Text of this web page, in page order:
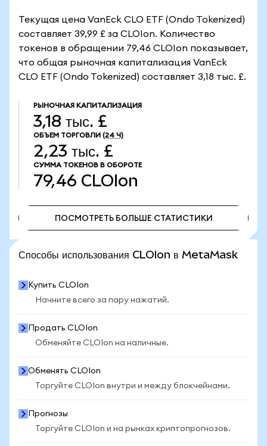
Текущая цена VanEck CLO ETF (Ondo Tokenized)
составляет 39,99 £ за CLOIon. Количество
токенов в обращении 79,46 CLOIon показывает,
что общая рыночная капитализация VanEck
CLO ETF (Ondo Tokenized) составляет 3,18 тыс. £.
РЫНОЧНАЯ КАПИТАЛИЗАЦИЯ
3,18 тыс. £
ОБЪЕМ ТОРГОВЛИ (24 Ч)
2,23 тыс. £
СУММА ТОКЕНОВ В ОБОРОТЕ
79,46 CLOIon
ПОСМОТРЕТЬ БОЛЬШЕ СТАТИСТИКИ
Способы использования CLOIon в MetaMask
Купить CLOIon
Начните всего за пару нажатий.
Продать CLOIon
Обменяйте CLOIon на наличные.
Обменять CLOIon
Торгуйте CLOIon внутри и между блокчейнами.
Прогнозы
Торгуйте CLOIon и на рынках криптопрогнозов.